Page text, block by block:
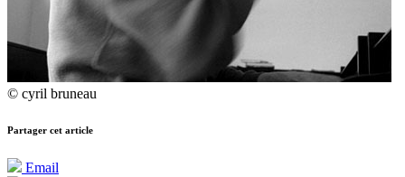
© cyril bruneau
Partager cet article
Email